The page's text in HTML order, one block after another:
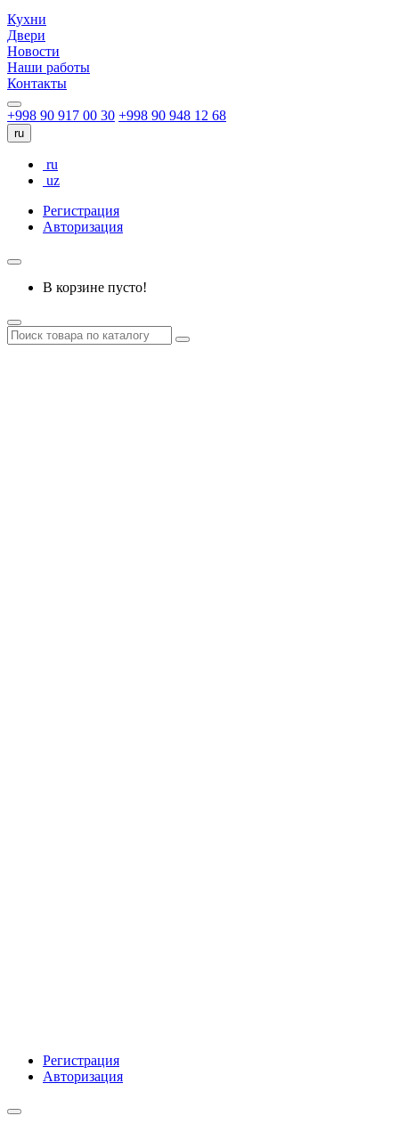
Кухни
Двери
Новости
Наши работы
Контакты
+998 90 917 00 30 +998 90 948 12 68
ru
ru
uz
Регистрация
Авторизация
В корзине пусто!
Регистрация
Авторизация